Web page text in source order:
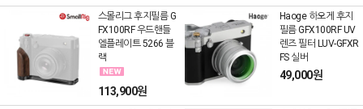
스몰리그 후지필름 G
FX100RF 우드핸들
엘플레이트 5266 블
랙
113,900원
Haoge 하오게 후지
필름 GFX100RF UV
렌즈 필터 LUV-GFXR
FS 실버
49,000원